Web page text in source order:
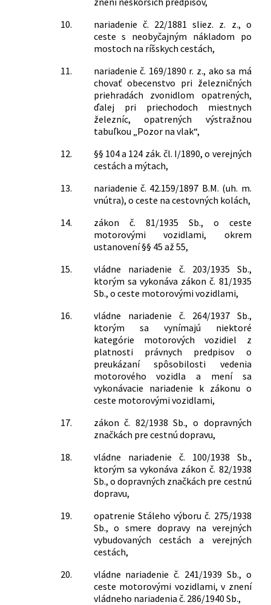
10.
nariadenie č. 22/1881 sliez. z. z., o
ceste s neobyčajným nákladom po
mostoch na ríšskych cestách,
11.
nariadenie č. 169/1890 r. z., ako sa má
chovať obecenstvo pri železničných
priehradách zvonidlom opatrených,
ďalej pri priechodoch miestnych
železníc, opatrených výstražnou
tabuľkou „Pozor na vlak“,
12.
§§ 104 a 124 zák. čl. I/1890, o verejných
cestách a mýtach,
13.
nariadenie č. 42.159/1897 B.M. (uh. m.
vnútra), o ceste na cestovných kolách,
14.
zákon č. 81/1935 Sb., o ceste
motorovými vozidlami, okrem
ustanovení §§ 45 až 55,
15.
vládne nariadenie č. 203/1935 Sb.,
ktorým sa vykonáva zákon č. 81/1935
Sb., o ceste motorovými vozidlami,
16.
vládne nariadenie č. 264/1937 Sb.,
ktorým sa vynímajú niektoré
kategórie motorových vozidiel z
platnosti právnych predpisov o
preukázaní spôsobilosti vedenia
motorového vozidla a mení sa
vykonávacie nariadenie k zákonu o
ceste motorovými vozidlami,
17.
zákon č. 82/1938 Sb., o dopravných
značkách pre cestnú dopravu,
18.
vládne nariadenie č. 100/1938 Sb.,
ktorým sa vykonáva zákon č. 82/1938
Sb., o dopravných značkách pre cestnú
dopravu,
19.
opatrenie Stáleho výboru č. 275/1938
Sb., o smere dopravy na verejných
vybudovaných cestách a verejných
cestách,
20.
vládne nariadenie č. 241/1939 Sb., o
ceste motorovými vozidlami, v znení
vládneho nariadenia č. 286/1940 Sb.,